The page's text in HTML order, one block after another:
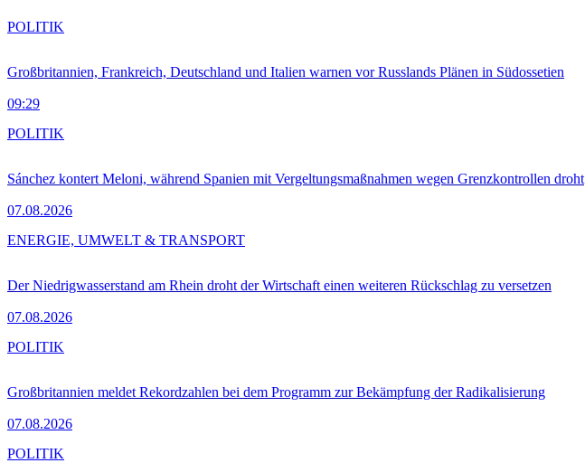
Großbritannien, Frankreich, Deutschland und Italien warnen vor Russlands Plänen in Südossetien
09:29
POLITIK
Sánchez kontert Meloni, während Spanien mit Vergeltungsmaßnahmen wegen Grenzkontrollen droht
07.08.2026
POLITIK
Der Niedrigwasserstand am Rhein droht der Wirtschaft einen weiteren Rückschlag zu versetzen
07.08.2026
ENERGIE, UMWELT & TRANSPORT
Großbritannien meldet Rekordzahlen bei dem Programm zur Bekämpfung der Radikalisierung
07.08.2026
POLITIK
POLITIK